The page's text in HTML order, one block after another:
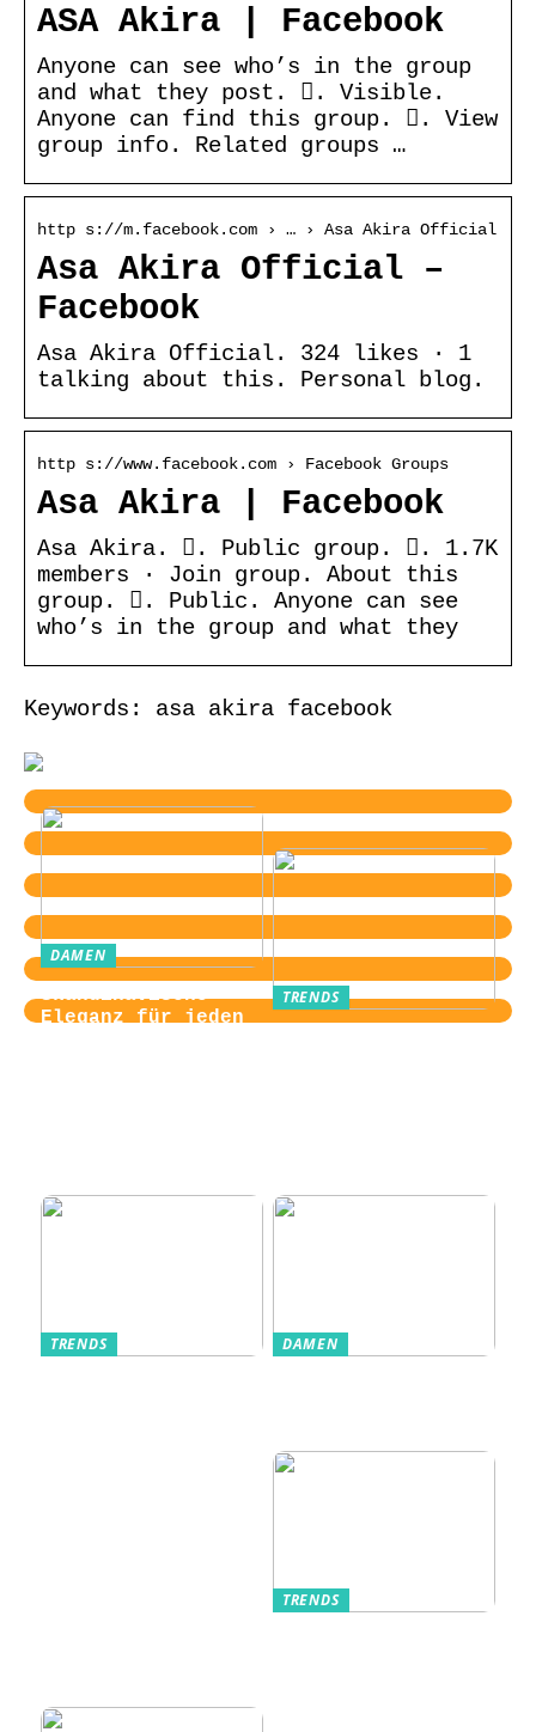
ASA Akira | Facebook
Anyone can see who’s in the group
and what they post. 󰛻. Visible.
Anyone can find this group. 󰛐. View
group info. Related groups …
http s://m.facebook.com › … › Asa Akira Official
Asa Akira Official –
Facebook
Asa Akira Official. 324 likes · 1
talking about this. Personal blog.
http s://www.facebook.com › Facebook Groups
Asa Akira | Facebook
Asa Akira. 󱙺. Public group. 󰞋. 1.7K
members · Join group. About this
group. 󰟠. Public. Anyone can see
who’s in the group and what they
Keywords: asa akira facebook
DAMEN
Skandinavische
Eleganz für jeden
TRENDS
TRENDS DAMEN
TRENDS